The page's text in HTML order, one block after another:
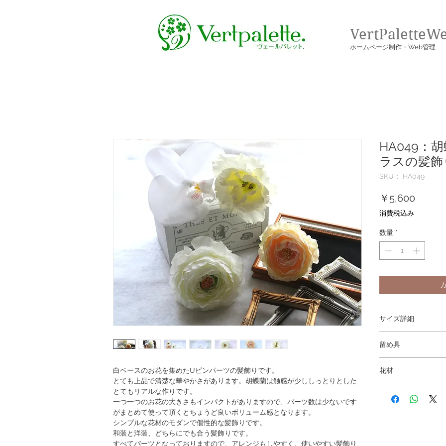
​ホームページ制作・Web管理
白ベースのお花を集めたUピンパーツの髪飾りです。
とても上品で清楚な華やかさがあります。胡蝶蘭は触感が少ししっとりとした
とてもリアルな作りです。
一つ一つのお花の大きさもインパクトがありますので、パーツ数は少ないです
がまとめて使って頂くとちょうど良いボリューム感となります。
シンプルな花材のモダンで個性的な髪飾りです。
和装と洋装、どちらにでも合う髪飾りです。
すべてパーツとなっておりますので、アレンジもしやすく、使いやすい髪飾り
HA049：
ラスの髪飾
SKU： HA049
￥5,600
消費税込み
数量 *
サイズ詳細
ラナンキュラスの花
り)
留め具
花材
ラナンキュラス（ホ